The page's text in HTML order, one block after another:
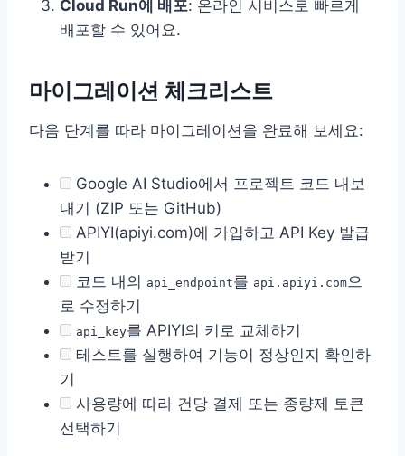
Cloud Run에 배포: 온라인 서비스로 빠르게
배포할 수 있어요.
마이그레이션 체크리스트
다음 단계를 따라 마이그레이션을 완료해 보세요:
Google AI Studio에서 프로젝트 코드 내보
내기 (ZIP 또는 GitHub)
APIYI(apiyi.com)에 가입하고 API Key 발급
받기
코드 내의 api_endpoint를 api.apiyi.com으
로 수정하기
api_key를 APIYI의 키로 교체하기
테스트를 실행하여 기능이 정상인지 확인하
기
사용량에 따라 건당 결제 또는 종량제 토큰
선택하기